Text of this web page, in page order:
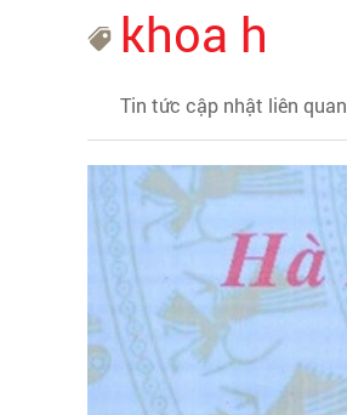
khoa h
Tin tức cập nhật liên